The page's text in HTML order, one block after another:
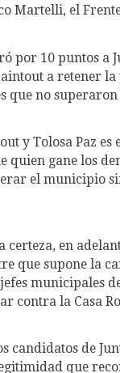
Martelli, el
por 10 puntos a
a retener
que no
y Tolosa Paz es
quien gane los
el municipio
certeza, en
que supone la
municipales
contra la Casa
candidatos de
que